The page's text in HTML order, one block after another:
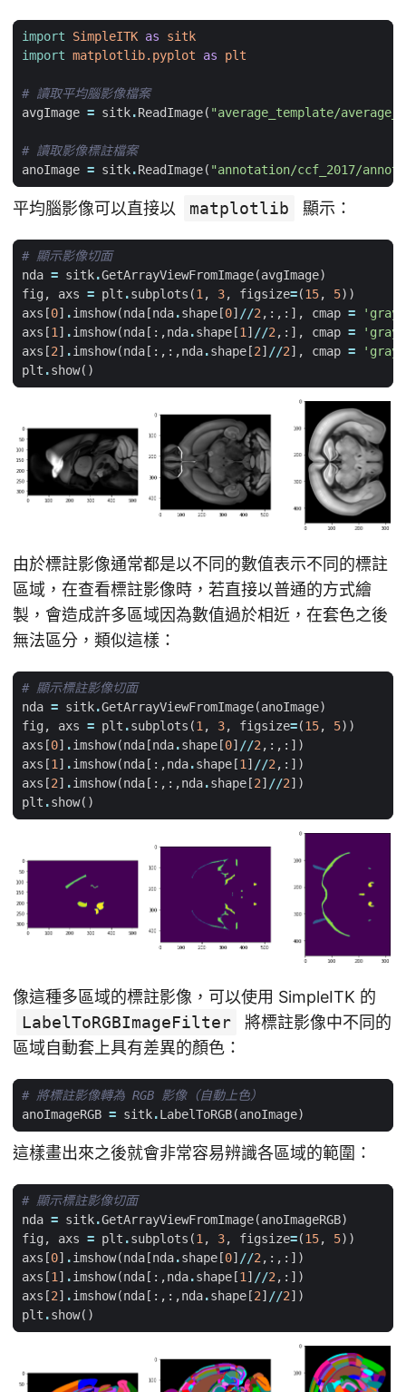
import SimpleITK as
sitk
import matplotlib.pyplot as plt
# 讀取平均腦影像檔案
avgImage = sitk.ReadImage( "average_template/
# 讀取影像標註檔案
anoImage = sitk.ReadImage( "annotation/ccf_2017/
平均腦影像可以直接以 matplotlib 顯示：
# 顯示影像切面
nda = sitk.GetArrayViewFromImage(avgImage)
fig , axs = plt .subplots (1 , 3, figsize=(15, 5))
axs [0] .imshow(nda [nda.shape [0] //2 ,:,:], cmap =
'gray'
axs [1 ] .imshow(nda [:,nda.shape [1 ] //2 ,:], cmap =
'gray'
axs [2] .imshow(nda [:,:,nda.shape [2] //2], cmap =
'gray'
plt .show()
由於標註影像通常都是以不同的數值表示不同的標註
區域，在查看標註影像時，若直接以普通的方式繪
製，會造成許多區域因為數值過於相近，在套色之後
無法區分，類似這樣：
# 顯示標註影像切面
nda = sitk.GetArrayViewFromImage(anoImage)
fig , axs = plt .subplots (1, 3, figsize=(15, 5))
axs [0] .imshow(nda [nda.shape [0] //2,:,:])
axs [1] .imshow(nda [:,nda.shape [1] //2,:])
axs [2] .imshow(nda [:,:,nda.shape [2] //2])
plt .show()
像這種多區域的標註影像，可以使用 SimpleITK 的
LabelToRGBImageFilter
將標註影像中不同的
區域自動套上具有差異的顏色：
# 將標註影像轉為 RGB 影像（自動上色）
anoImageRGB = sitk.LabelToRGB(anoImage)
這樣畫出來之後就會非常容易辨識各區域的範圍：
# 顯示標註影像切面
nda = sitk.GetArrayViewFromImage(anoImageRGB)
fig , axs = plt .subplots (1 , 3, figsize=(15, 5))
axs [0] .imshow(nda [nda.shape [0] //2 ,:,:])
axs [1 ] .imshow(nda [:,nda.shape [1 ] //2 ,:])
axs [2] .imshow(nda [:,:,nda.shape [2] //2])
plt .show()